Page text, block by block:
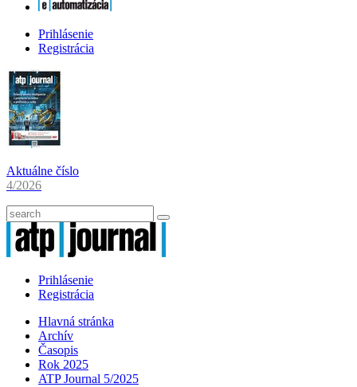
Prihlásenie
Registrácia
Aktuálne číslo
4/2026
Prihlásenie
Registrácia
Hlavná stránka
Archív
Časopis
Rok 2025
ATP Journal 5/2025